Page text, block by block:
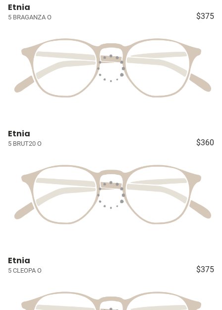
Etnia
5 BRAGANZA O $375
Etnia
5 BRUT20 O $360
Etnia
5 CLEOPA O $375